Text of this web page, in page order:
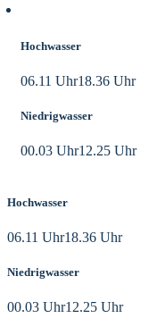
Hochwasser
06.11 Uhr18.36 Uhr
Niedrigwasser
00.03 Uhr12.25 Uhr
Hochwasser
06.11 Uhr18.36 Uhr
Niedrigwasser
00.03 Uhr12.25 Uhr